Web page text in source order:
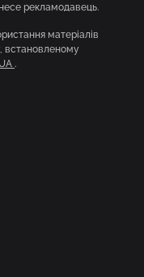
рекламодавець.
матеріалів
встановленому
.